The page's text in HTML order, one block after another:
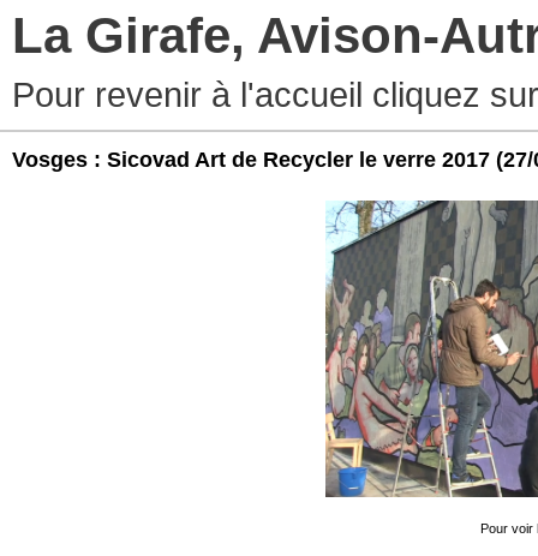
La Girafe, Avison-
Pour revenir à l'accueil cliquez
Vosges : Sicovad Art de Recycler le verre 2017 (27/
Pour voir